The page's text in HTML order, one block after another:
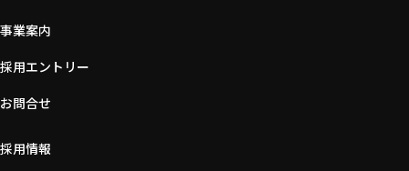
事業案内
採用エントリー
お問合せ
採用情報